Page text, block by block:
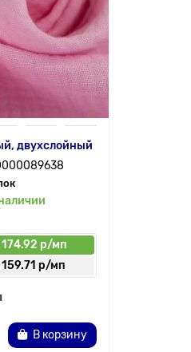
двухслойный
174.92 р/мп
159.71 р/мп
В корзину